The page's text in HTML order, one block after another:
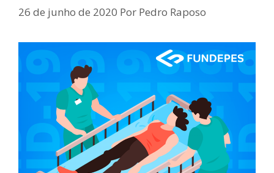
26 de junho de 2020 Por Pedro Raposo